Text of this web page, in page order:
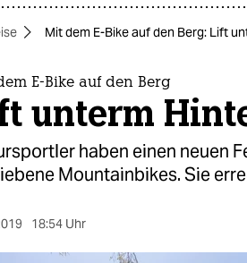
Mit dem E-Bike auf den Berg: Lift
E-Bike auf den Berg
unterm
haben einen neuen
Mountainbikes. Sie
18:54 Uhr